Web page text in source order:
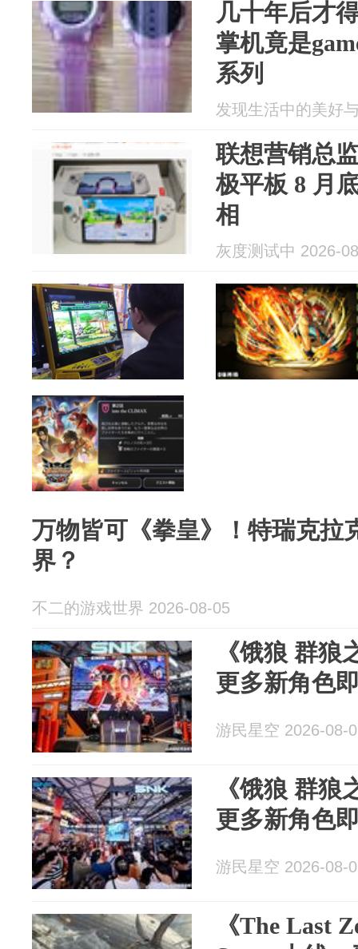
几十年后才
掌机竟是
系列
发现生活中的美好
联想营销总
极平板 8 月
相
灰度测试中 2026-
万物皆可《拳皇》！特瑞克拉
界？
不二的游戏世界 2026-08-05
《饿狼 群狼
更多新角色
游民星空 2026-08-
《饿狼 群狼
更多新角色
游民星空 2026-08-
《The Last